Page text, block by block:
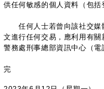
供任何敏感的個人資料（包括
任何人士若曾向該社交媒
文進行任何交易，應利用有
警務處刑事總部資訊中心（電
完